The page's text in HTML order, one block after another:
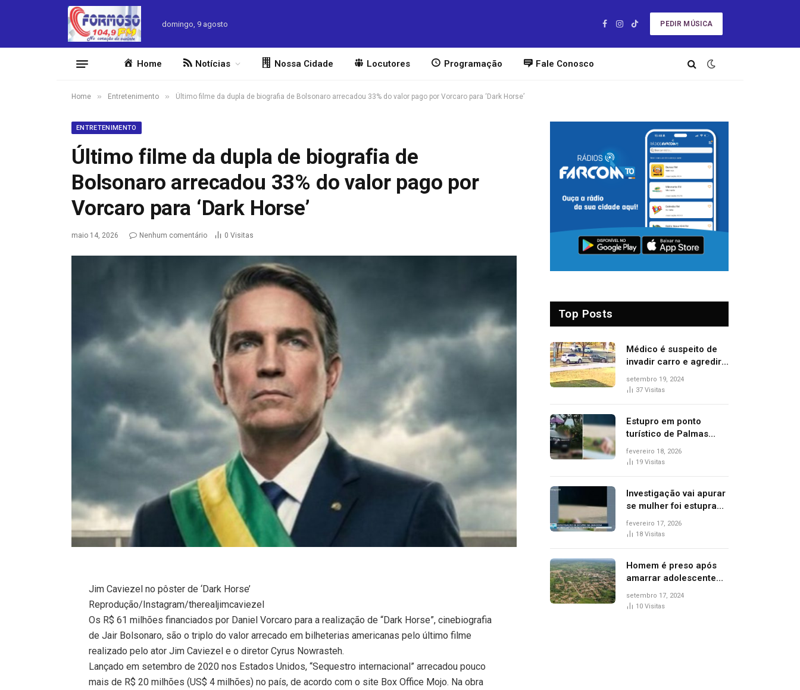
domingo, 9 agosto
Facebook
Instagram
TikTok
PEDIR MÚSICA
Home Notícias Nossa Cidade Locutores Programação Fale Conosco
Home » Entretenimento » Último filme da dupla de biografia de Bolsonaro arrecadou 33% do valor pago por Vorcaro para ‘Dark Horse’
ENTRETENIMENTO
Último filme da dupla de biografia de
Bolsonaro arrecadou 33% do valor pago por
Vorcaro para ‘Dark Horse’
maio 14, 2026 Nenhum comentário 0 Visitas
Jim Caviezel no pôster de ‘Dark Horse’
Reprodução/Instagram/therealjimcaviezel
Os R$ 61 milhões financiados por Daniel Vorcaro para a realização de “Dark Horse”, cinebiografia
de Jair Bolsonaro, são o triplo do valor arrecado em bilheterias americanas pelo último filme
realizado pelo ator Jim Caviezel e o diretor Cyrus Nowrasteh.
Lançado em setembro de 2020 nos Estados Unidos, “Sequestro internacional” arrecadou pouco
mais de R$ 20 milhões (US$ 4 milhões) no país, de acordo com o site Box Office Mojo. Na obra
Top Posts
Médico é suspeito de
invadir carro e agredir
delegado aposentado
durante confusão no
setembro 19, 2024
37 Visitas
Estupro em ponto
turístico de Palmas
ocorreu em frente à
viatura e base de
fevereiro 18, 2026
19 Visitas
Investigação vai apurar
se mulher foi estuprada
na frente de base da
Guarda Metropolitana
fevereiro 17, 2026
18 Visitas
Homem é preso após
amarrar adolescente
suspeito de furto em
estaca de cerca e
setembro 17, 2024
10 Visitas